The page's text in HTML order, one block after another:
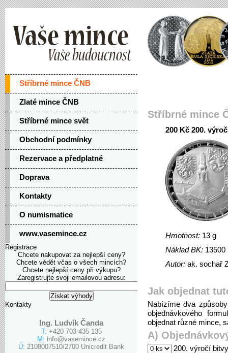
Stříbrné mince ČNB
Zlaté mince ČNB
Stříbrné mince svět
Obchodní podmínky
Rezervace a předplatné
Doprava
Kontakty
O numismatice
www.vasemince.cz
Registrace
Chcete nakupovat za nejlepší ceny?
Chcete vědět včas o všech mincích?
Chcete nejlepší ceny při výkupu?
Zaregistrujte svoji emailovou adresu:
Kontakty
Ing. Ludvík Čanda
T: +420 703 435 135
M: info@vasemince.cz
Ú: 2108007510/2700 Unicredit Bank
Stříbrné mince
200 Kč 200.
Hmotnost: 13 g
Náklad BK: 13500
Autor: ak. sochař
Jak objednat
Nabízíme dva
objednávkového
objednat různé mince,
A)
200. výročí